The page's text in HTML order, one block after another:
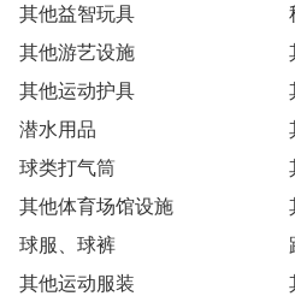
其他益智玩具
其他游艺设施
其他运动护具
潜水用品
球类打气筒
其他体育场馆设施
球服、球裤
其他运动服装